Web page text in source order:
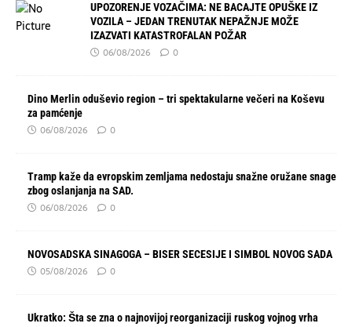
UPOZORENJE VOZAČIMA: NE BACAJTE OPUŠKE IZ
VOZILA – JEDAN TRENUTAK NEPAŽNJE MOŽE
IZAZVATI KATASTROFALAN POŽAR
06/08/2026 0
Dino Merlin oduševio region – tri spektakularne večeri na Koševu
za pamćenje
06/08/2026 0
Tramp kaže da evropskim zemljama nedostaju snažne oružane snage
zbog oslanjanja na SAD.
06/08/2026 0
NOVOSADSKA SINAGOGA – BISER SECESIJE I SIMBOL NOVOG SADA
05/08/2026 0
Ukratko: Šta se zna o najnovijoj reorganizaciji ruskog vojnog vrha